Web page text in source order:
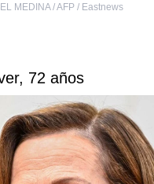
MEDINA / AFP / Eastnews
72 años